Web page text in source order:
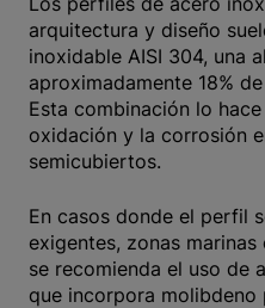
arquitectura y diseño
inoxidable AISI 304, una
aproximadamente 18%
Esta combinación lo
oxidación y la corrosión
semicubiertos.
En casos donde el perfil
exigentes, zonas
se recomienda el uso de
que incorpora molibdeno